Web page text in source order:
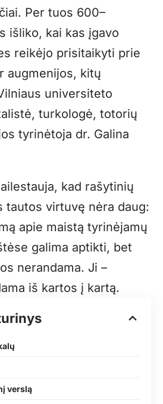
Per tuos 600–
išliko, kai kas įgavo
reikėjo prisitaikyti prie
augmenijos, kitų
universiteto
turkologė, totorių
tyrinėtoja dr. Galina
kad rašytinių
tautos virtuvę nėra daug:
apie maistą tyrinėjamų
galima aptikti, bet
nerandama. Ji –
iš kartos į kartą.
verslą